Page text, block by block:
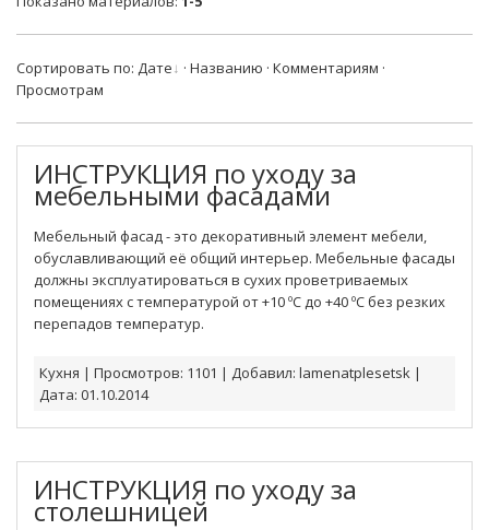
Сортировать по: Дате · Названию · Комментариям ·
Просмотрам
ИНСТРУКЦИЯ по уходу за
мебельными фасадами
Мебельный фасад - это декоративный элемент мебели,
обуславливающий её общий интерьер. Мебельные фасады
должны эксплуатироваться в сухих проветриваемых
помещениях с температурой от +10 ºС до +40 ºС без резких
перепадов температур.
Кухня | Просмотров: 1101 | Добавил: lamenatplesetsk |
Дата: 01.10.2014
ИНСТРУКЦИЯ по уходу за
столешницей